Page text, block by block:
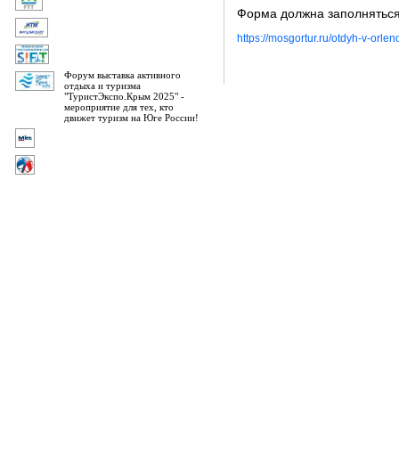
Форум выставка активного
отдыха и туризма
"ТуристЭкспо.Крым 2025" -
мероприятие для тех, кто
движет туризм на Юге России!
Форма должна
https://mosgortur.ru/otdyh-v-